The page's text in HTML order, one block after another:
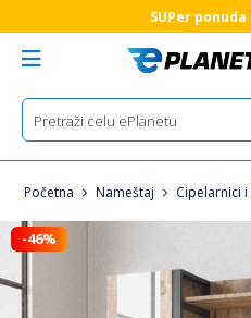
SUPer ponuda
Početna Nameštaj Cipelarnici i
-46%